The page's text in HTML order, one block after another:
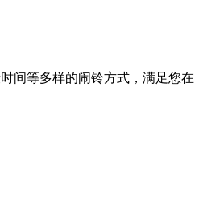
间等多样的闹铃方式，满足您在